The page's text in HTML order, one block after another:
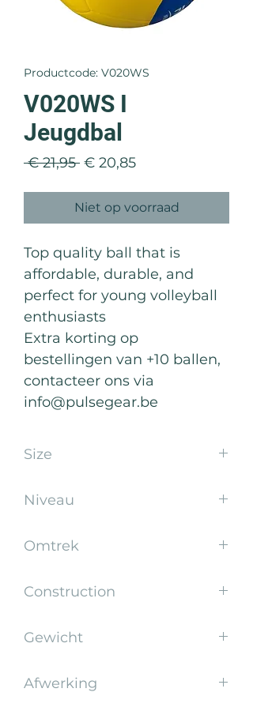
Productcode: V020WS
V020WS I
Jeugdbal
€ 21,95 Normale
€ 20,85Verkoopprijs
Niet op voorraad
Top quality ball that is
affordable, durable, and
perfect for young volleyball
enthusiasts
Extra korting op
bestellingen van +10 ballen,
contacteer ons via
info@pulsegear.be
Size
Niveau
Omtrek
65-67 cm
Construction
Laminated
Gewicht
260-280gr
Afwerking